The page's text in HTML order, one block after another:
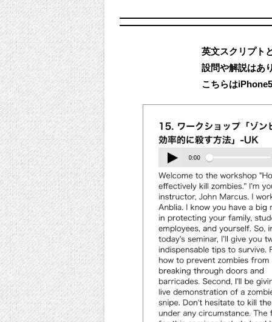
英文スクリプト
設問や解説はあ
こちらは